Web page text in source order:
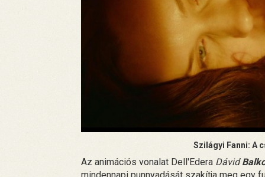
Szilágyi Fanni: A
Az animációs vonalat Dell'Edera Dávid